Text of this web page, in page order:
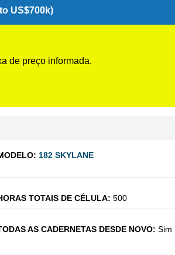
US$700k)
de preço informada.
182 SKYLANE
TOTAIS DE CÉLULA: 500
AS CADERNETAS DESDE NOVO: Sim